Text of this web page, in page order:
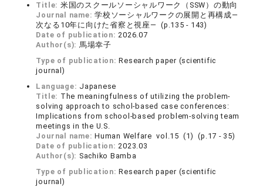
Title: 米国のスクールソーシャルワーク（SSW）の動向
Journal name:学校ソーシャルワークの展開と再構成―
次なる10年に向けた省察と視座― (p.135 - 143)
Date of publication:2026.07
Author(s): 馬場幸子
Type of publication:Research paper (scientific
journal)
Language: Japanese
Title: The meaningfulness of utilizing the problem-
solving approach to schol-based case conferences:
Implications from school-based problem-solving team
meetings in the U.S.
Journal name:Human Welfare vol.15 (1) (p.17 - 35)
Date of publication:2023.03
Author(s): Sachiko Bamba
Type of publication:Research paper (scientific
journal)